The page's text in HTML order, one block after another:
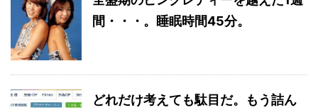
間・・・。睡眠時間45分。
どれだけ考えても駄目だ。もう詰ん